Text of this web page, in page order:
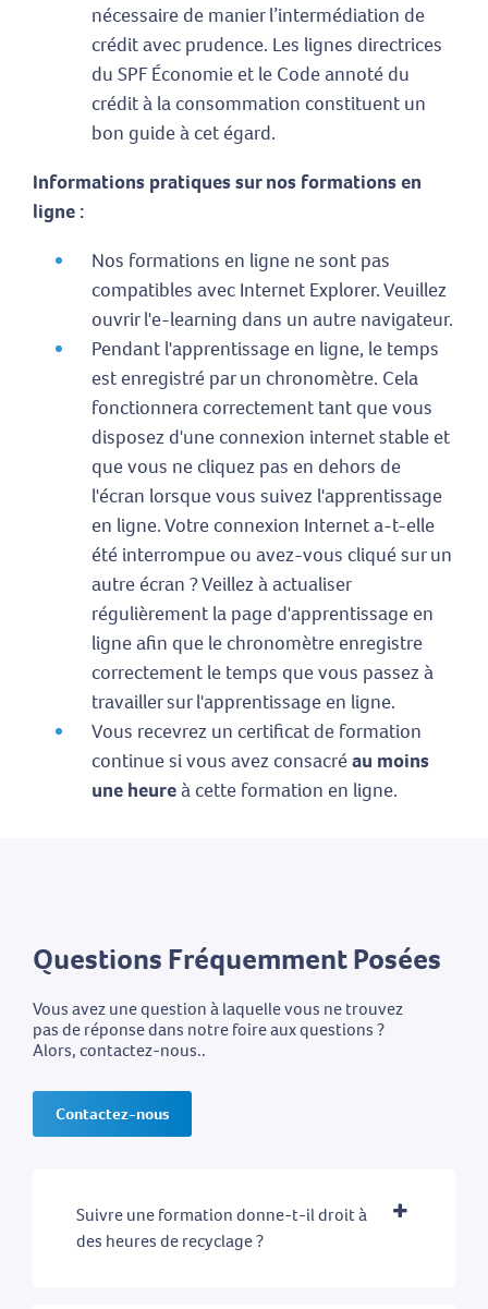
nécessaire de manier l’intermédiation de
crédit avec prudence. Les lignes directrices
du SPF Économie et le Code annoté du
crédit à la consommation constituent un
bon guide à cet égard.
Informations pratiques sur nos formations en
ligne :
Nos formations en ligne ne sont pas
compatibles avec Internet Explorer. Veuillez
ouvrir l'e-learning dans un autre navigateur.
Pendant l'apprentissage en ligne, le temps
est enregistré par un chronomètre. Cela
fonctionnera correctement tant que vous
disposez d'une connexion internet stable et
que vous ne cliquez pas en dehors de
l'écran lorsque vous suivez l'apprentissage
en ligne. Votre connexion Internet a-t-elle
été interrompue ou avez-vous cliqué sur un
autre écran ? Veillez à actualiser
régulièrement la page d'apprentissage en
ligne afin que le chronomètre enregistre
correctement le temps que vous passez à
travailler sur l'apprentissage en ligne.
Vous recevrez un certificat de formation
continue si vous avez consacréau moins
une heureà cette formation en ligne.
Questions Fréquemment Posées
Vous avez une question à laquelle vous ne trouvez
pas de réponse dans notre foire aux questions ?
Alors, contactez-nous..
Contactez-nous
Suivre une formation donne-t-il droit à
des heures de recyclage ?